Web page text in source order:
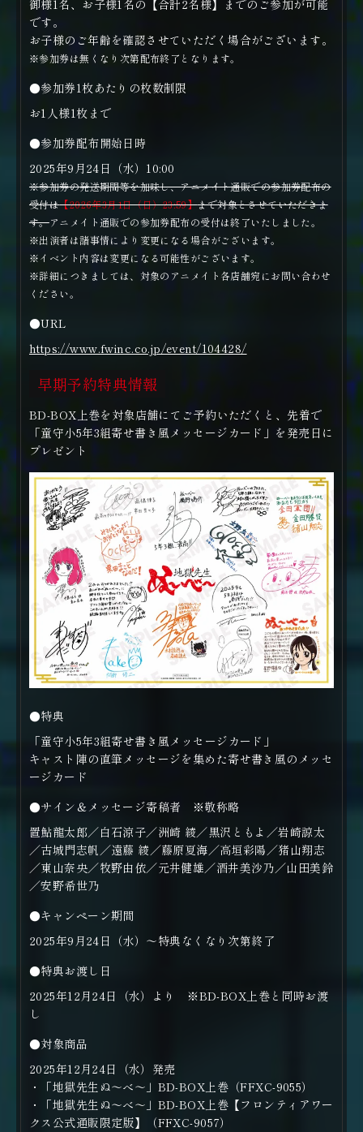
御様1名、お子様1名の【合計2名様】までのご参加が可能
です。
お子様のご年齢を確認させていただく場合がございます。
※参加券は無くなり次第配布終了となります。
●参加券1枚あたりの枚数制限
お1人様1枚まで
●参加券配布開始日時
2025年9月24日（水）10:00
※参加券の発送期間等を加味し、アニメイト通販での参加券配布の
受付は【2026年3月1日（日）23:59】まで対象とさせていただきま
す。アニメイト通販での参加券配布の受付は終了いたしました。
※出演者は諸事情により変更になる場合がございます。
※イベント内容は変更になる可能性がございます。
※詳細につきましては、対象のアニメイト各店舗宛にお問い合わせ
ください。
●URL
https://www.fwinc.co.jp/event/104428/
早期予約特典情報
BD-BOX上巻を対象店舗にてご予約いただくと、先着で
「童守小5年3組寄せ書き風メッセージカード」を発売日に
プレゼント
●特典
「童守小5年3組寄せ書き風メッセージカード」
キャスト陣の直筆メッセージを集めた寄せ書き風のメッセ
ージカード
●サイン＆メッセージ寄稿者 ※敬称略
置鮎龍太郎／白石涼子／洲崎 綾／黒沢ともよ／岩崎諒太
／古城門志帆／遠藤 綾／藤原夏海／高垣彩陽／猪山翔志
／東山奈央／牧野由依／元井健雄／酒井美沙乃／山田美鈴
／安野希世乃
●キャンペーン期間
2025年9月24日（水）～特典なくなり次第終了
●特典お渡し日
2025年12月24日（水）より ※BD-BOX上巻と同時お渡
し
●対象商品
2025年12月24日（水）発売
・「地獄先生ぬ～べ～」BD-BOX上巻（FFXC-9055）
・「地獄先生ぬ～べ～」BD-BOX上巻【フロンティアワー
クス公式通販限定版】（FFXC-9057）